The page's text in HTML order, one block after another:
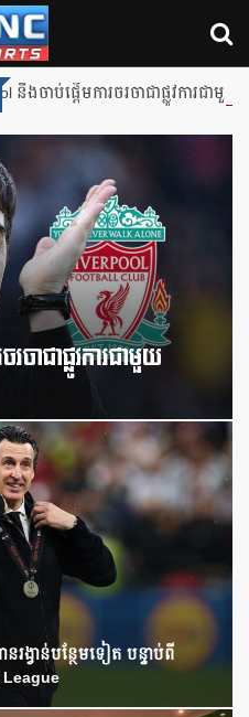
តើមការចរចាជាផ្លូវការជាមួយលោក
ចាជាផ្លូវការជាមួយ
ង្វាន់បន្ថែមទៀត បន្ទាប់ពី